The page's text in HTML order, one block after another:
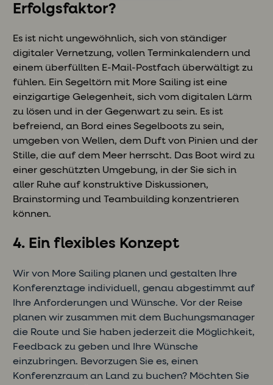
Erfolgsfaktor?
Es ist nicht ungewöhnlich, sich von ständiger
digitaler Vernetzung, vollen Terminkalendern und
einem überfüllten E-Mail-Postfach überwältigt zu
fühlen. Ein Segeltörn mit More Sailing ist eine
einzigartige Gelegenheit, sich vom digitalen Lärm
zu lösen und in der Gegenwart zu sein. Es ist
befreiend, an Bord eines Segelboots zu sein,
umgeben von Wellen, dem Duft von Pinien und der
Stille, die auf dem Meer herrscht. Das Boot wird zu
einer geschützten Umgebung, in der Sie sich in
aller Ruhe auf konstruktive Diskussionen,
Brainstorming und Teambuilding konzentrieren
können.
4. Ein flexibles Konzept
Wir von More Sailing planen und gestalten Ihre
Konferenztage individuell, genau abgestimmt auf
Ihre Anforderungen und Wünsche. Vor der Reise
planen wir zusammen mit dem Buchungsmanager
die Route und Sie haben jederzeit die Möglichkeit,
Feedback zu geben und Ihre Wünsche
einzubringen. Bevorzugen Sie es, einen
Konferenzraum an Land zu buchen? Möchten Sie